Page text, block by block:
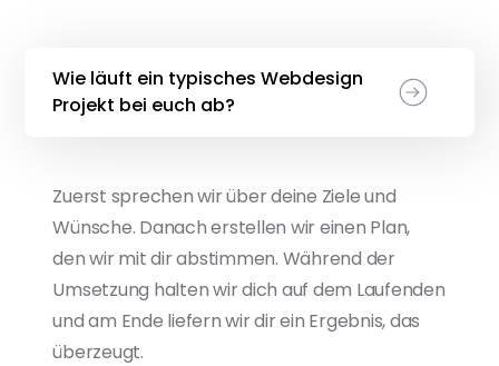
Wie läuft ein typisches Webdesign
Projekt bei euch ab?
Zuerst sprechen wir über deine Ziele und
Wünsche. Danach erstellen wir einen Plan,
den wir mit dir abstimmen. Während der
Umsetzung halten wir dich auf dem Laufenden
und am Ende liefern wir dir ein Ergebnis, das
überzeugt.